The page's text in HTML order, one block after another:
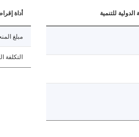
للتنمية أداة
مبلغ
التكلفة